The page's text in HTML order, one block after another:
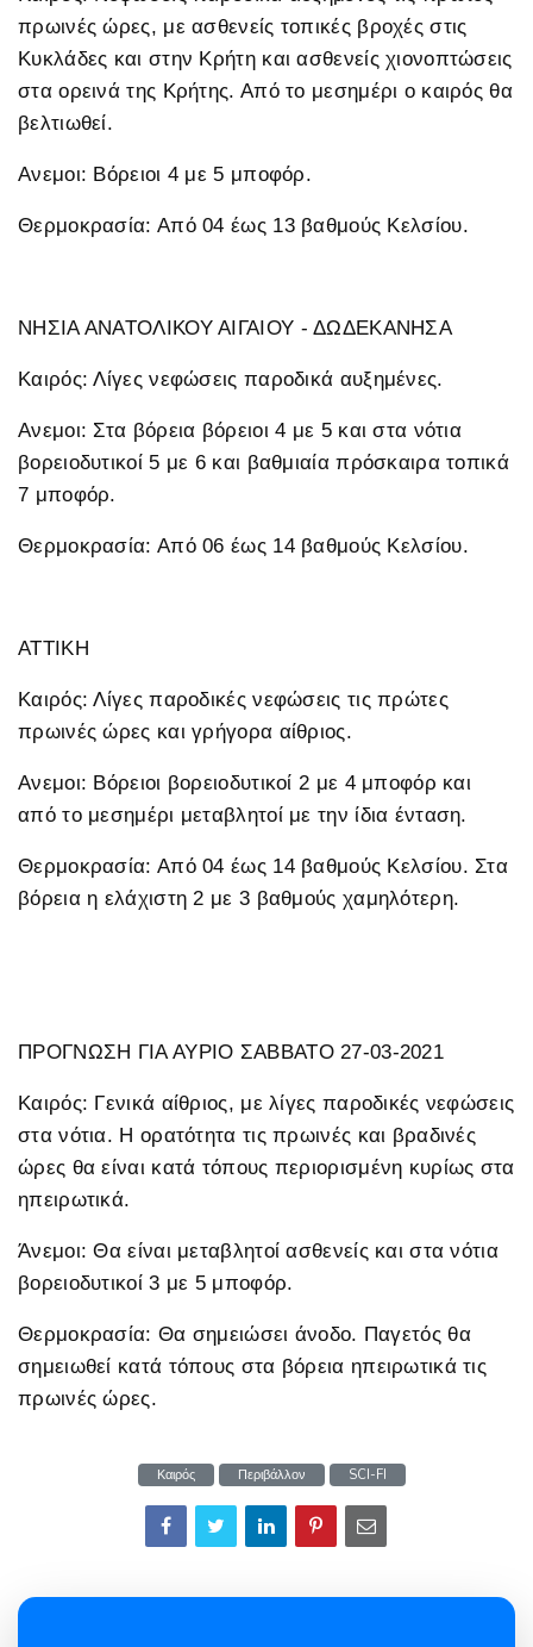
πρωινές ώρες, με ασθενείς τοπικές βροχές στις
Κυκλάδες και στην Κρήτη και ασθενείς χιονοπτώσεις
στα ορεινά της Κρήτης. Από το μεσημέρι ο καιρός θα
βελτιωθεί.
Ανεμοι: Βόρειοι 4 με 5 μποφόρ.
Θερμοκρασία: Από 04 έως 13 βαθμούς Κελσίου.
ΝΗΣΙΑ ΑΝΑΤΟΛΙΚΟΥ ΑΙΓΑΙΟΥ - ΔΩΔΕΚΑΝΗΣΑ
Καιρός: Λίγες νεφώσεις παροδικά αυξημένες.
Ανεμοι: Στα βόρεια βόρειοι 4 με 5 και στα νότια
βορειοδυτικοί 5 με 6 και βαθμιαία πρόσκαιρα τοπικά
7 μποφόρ.
Θερμοκρασία: Από 06 έως 14 βαθμούς Κελσίου.
ΑΤΤΙΚΗ
Καιρός: Λίγες παροδικές νεφώσεις τις πρώτες
πρωινές ώρες και γρήγορα αίθριος.
Ανεμοι: Βόρειοι βορειοδυτικοί 2 με 4 μποφόρ και
από το μεσημέρι μεταβλητοί με την ίδια ένταση.
Θερμοκρασία: Από 04 έως 14 βαθμούς Κελσίου. Στα
βόρεια η ελάχιστη 2 με 3 βαθμούς χαμηλότερη.
ΠΡΟΓΝΩΣΗ ΓΙΑ ΑΥΡΙΟ ΣΑΒΒΑΤΟ 27-03-2021
Καιρός: Γενικά αίθριος, με λίγες παροδικές νεφώσεις
στα νότια. Η ορατότητα τις πρωινές και βραδινές
ώρες θα είναι κατά τόπους περιορισμένη κυρίως στα
ηπειρωτικά.
Άνεμοι: Θα είναι μεταβλητοί ασθενείς και στα νότια
βορειοδυτικοί 3 με 5 μποφόρ.
Θερμοκρασία: Θα σημειώσει άνοδο. Παγετός θα
σημειωθεί κατά τόπους στα βόρεια ηπειρωτικά τις
πρωινές ώρες.
Καιρός Περιβάλλον SCI-FI